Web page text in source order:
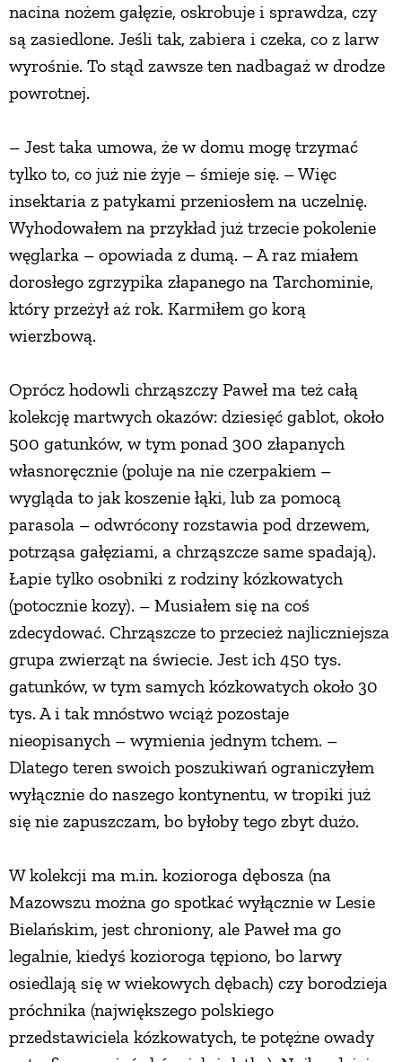
nacina nożem gałęzie, oskrobuje i sprawdza, czy
są zasiedlone. Jeśli tak, zabiera i czeka, co z larw
wyrośnie. To stąd zawsze ten nadbagaż w drodze
powrotnej.
– Jest taka umowa, że w domu mogę trzymać
tylko to, co już nie żyje – śmieje się. – Więc
insektaria z patykami przeniosłem na uczelnię.
Wyhodowałem na przykład już trzecie pokolenie
węglarka – opowiada z dumą. – A raz miałem
dorosłego zgrzypika złapanego na Tarchominie,
który przeżył aż rok. Karmiłem go korą
wierzbową.
Oprócz hodowli chrząszczy Paweł ma też całą
kolekcję martwych okazów: dziesięć gablot, około
500 gatunków, w tym ponad 300 złapanych
własnoręcznie (poluje na nie czerpakiem –
wygląda to jak koszenie łąki, lub za pomocą
parasola – odwrócony rozstawia pod drzewem,
potrząsa gałęziami, a chrząszcze same spadają).
Łapie tylko osobniki z rodziny kózkowatych
(potocznie kozy). – Musiałem się na coś
zdecydować. Chrząszcze to przecież najliczniejsza
grupa zwierząt na świecie. Jest ich 450 tys.
gatunków, w tym samych kózkowatych około 30
tys. A i tak mnóstwo wciąż pozostaje
nieopisanych – wymienia jednym tchem. –
Dlatego teren swoich poszukiwań ograniczyłem
wyłącznie do naszego kontynentu, w tropiki już
się nie zapuszczam, bo byłoby tego zbyt dużo.
W kolekcji ma m.in. kozioroga dębosza (na
Mazowszu można go spotkać wyłącznie w Lesie
Bielańskim, jest chroniony, ale Paweł ma go
legalnie, kiedyś kozioroga tępiono, bo larwy
osiedlają się w wiekowych dębach) czy borodzieja
próchnika (największego polskiego
przedstawiciela kózkowatych, te potężne owady